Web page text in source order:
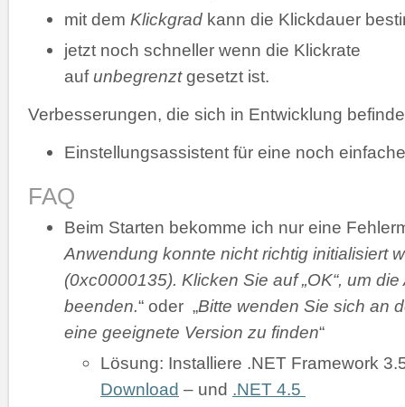
mit dem Klickgrad kann die Klickdauer
jetzt noch schneller wenn die Klickrate
aufunbegrenztgesetzt ist.
Verbesserungen, die sich in Entwicklung
Einstellungsassistent für eine noch
FAQ
Beim Starten bekomme ich nur eine
Anwendung konnte nicht richtig initialisiert
(0xc0000135). Klicken Sie auf „OK“, um
beenden.“ oder „Bitte wenden Sie sich an
eine geeignete Version zu finden“
Lösung: Installiere .NET Framework
Download – und .NET 4.5